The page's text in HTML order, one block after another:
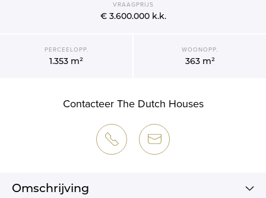
VRAAGPRIJS
€ 3.600.000k.k.
PERCEELOPP.
1.353 m²
WOONOPP.
363 m²
Contacteer The Dutch Houses
Omschrijving